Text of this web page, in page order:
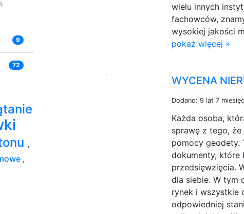
wielu innych
fachowców,
wysokiej jakości
pokaż więcej »
WYCENA
Dodano: 9 lat 7
Każda osoba,
sprawę z tego,
pomocy geodety.
dokumenty, które
przedsięwzięcia.
dla siebie. W tym
rynek i wszystkie
odpowiedniej
9
72
,
,